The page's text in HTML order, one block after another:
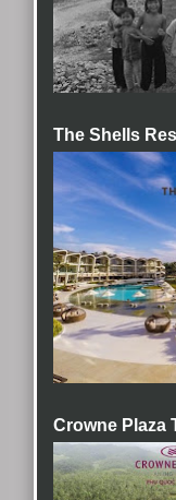
The Shells
Crowne Plaza